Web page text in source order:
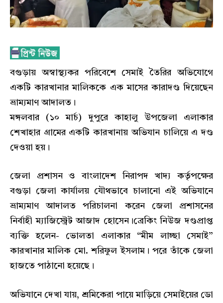
বগুড়ায় অস্বাস্থ্যকর পরিবেশে সেমাই তৈরির অভিযোগে
একটি কারখানার মালিককে এক মাসের কারাদণ্ড দিয়েছেন
ভ্রাম্যমাণ আদালত।
মঙ্গলবার (১০ মার্চ) দুপুরে কাহালু উপজেলা এলাকার
শেখাহার গ্রামের একটি কারখানায় অভিযান চালিয়ে এ দণ্ড
দেওয়া হয়।
জেলা প্রশাসন ও বাংলাদেশ নিরাপদ খাদ্য কর্তৃপক্ষের
বগুড়া জেলা কার্যালয় যৌথভাবে চালানো এই অভিযানে
ভ্রাম্যমাণ আদালত পরিচালনা করেন জেলা প্রশাসনের
নির্বাহী ম্যাজিস্ট্রেট আজাদ হোসেন।ব্রেকিং নিউজ দণ্ডপ্রাপ্ত
ব্যক্তি হলেন- ভোলতা এলাকার “মীম লাচ্ছা সেমাই”
কারখানার মালিক মো. শরিফুল ইসলাম। পরে তাঁকে জেলা
হাজতে পাঠানো হয়েছে।
অভিযানে দেখা যায়, শ্রমিকেরা পায়ে মাড়িয়ে সেমাইয়ের ডো